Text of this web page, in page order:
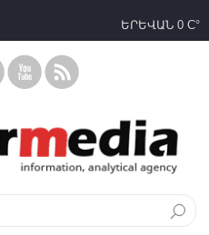
ԵՐԵՎԱՆ 0 C°